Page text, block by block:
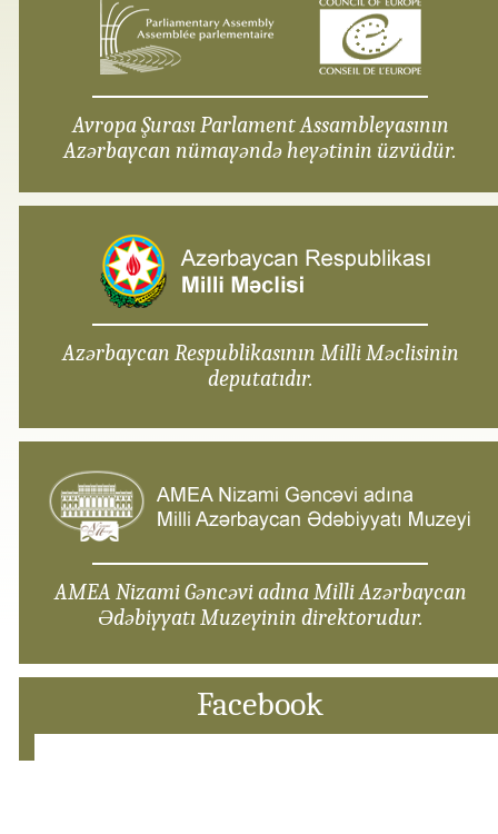
Avropa Şurası Parlament Assambleyasının
Azərbaycan nümayəndə heyətinin üzvüdür.
Azərbaycan Respublikasının Milli Məclisinin
deputatıdır.
AMEA Nizami Gəncəvi adına Milli Azərbaycan
Ədəbiyyatı Muzeyinin direktorudur.
Facebook